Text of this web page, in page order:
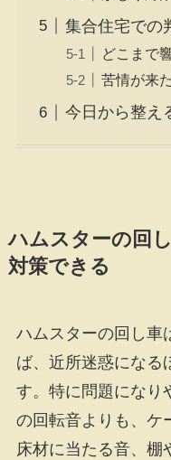
集合住宅での
どこまで
苦情が来
今日から整え
ハムスターの回
対策できる
ハムスターの回し車
ば、近所迷惑になる
す。特に問題になり
の回転音よりも、ケ
床材に当たる音、棚